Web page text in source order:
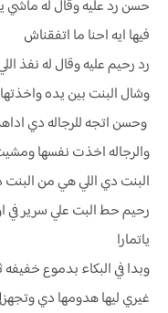
حسن رد عليه وقال له
فيها ايه احنا ما اتفقناش
رد رحيم عليه وقال له نفذ
وشال البنت بين يده
وحسن اتجه للرجاله دي
والرجاله اخذت نفسها
البنت دي اللي هي من
رحيم حط البت علي سرير في
ياتمارا
وبدا في البكاء بدموع خفيفه
غيري ليها هدومها دي